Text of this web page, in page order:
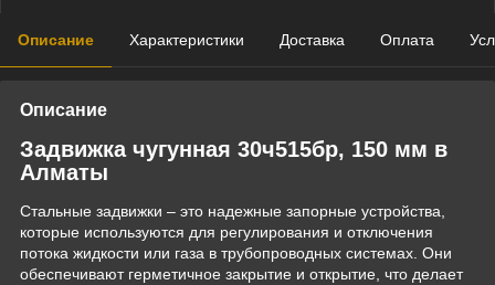
Описание Характеристики Доставка Оплата
Описание
Задвижка чугунная 30ч515бр, 150 мм в
Алматы
Стальные задвижки – это надежные запорные устройства,
которые используются для регулирования и отключения
потока жидкости или газа в трубопроводных системах. Они
обеспечивают герметичное закрытие и открытие, что делает